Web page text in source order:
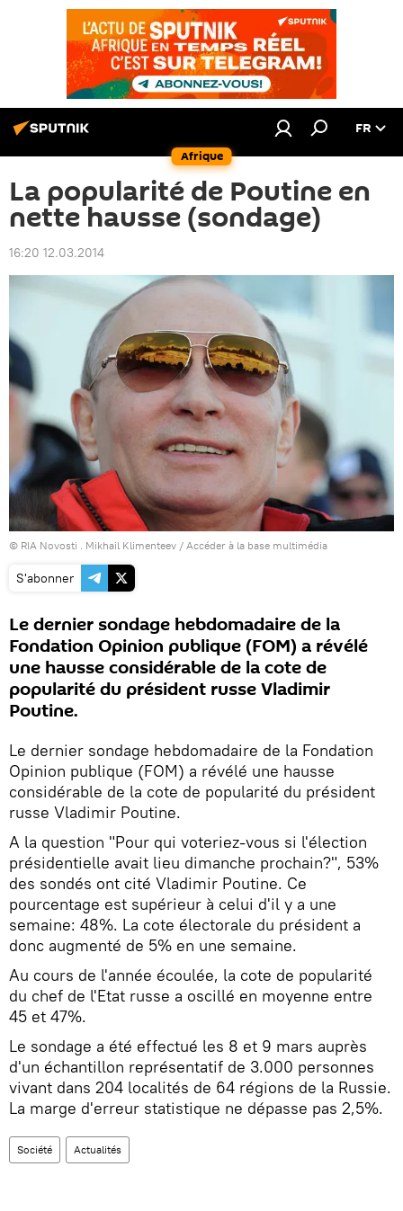
Afrique
FR
La popularité de Poutine en
nette hausse (sondage)
16:20 12.03.2014
© RIA Novosti . Mikhail Klimenteev / Accéder à la base multimédia
S'abonner
Le dernier sondage hebdomadaire de la
Fondation Opinion publique (FOM) a révélé
une hausse considérable de la cote de
popularité du président russe Vladimir
Poutine.
Le dernier sondage hebdomadaire de la Fondation
Opinion publique (FOM) a révélé une hausse
considérable de la cote de popularité du président
russe Vladimir Poutine.
A la question "Pour qui voteriez-vous si l'élection
présidentielle avait lieu dimanche prochain?", 53%
des sondés ont cité Vladimir Poutine. Ce
pourcentage est supérieur à celui d'il y a une
semaine: 48%. La cote électorale du président a
donc augmenté de 5% en une semaine.
Au cours de l'année écoulée, la cote de popularité
du chef de l'Etat russe a oscillé en moyenne entre
45 et 47%.
Le sondage a été effectué les 8 et 9 mars auprès
d'un échantillon représentatif de 3.000 personnes
vivant dans 204 localités de 64 régions de la Russie.
La marge d'erreur statistique ne dépasse pas 2,5%.
Société Actualités